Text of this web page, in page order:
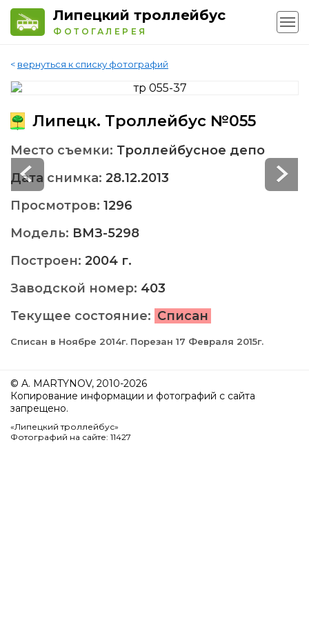
Липецкий троллейбус
ФОТОГАЛЕРЕЯ
< вернуться к списку фотографий
Липецк. Троллейбус №055
Место съемки: Троллейбусное депо
Дата снимка: 28.12.2013
Просмотров: 1296
Модель: ВМЗ-5298
Построен: 2004 г.
Заводской номер: 403
Текущее состояние: Списан
Списан в Ноябре 2014г. Порезан 17 Февраля 2015г.
© A. MARTYNOV, 2010-2026
Копирование информации и фотографий с сайта
запрещено.
«Липецкий троллейбус»
Фотографий на сайте: 11427